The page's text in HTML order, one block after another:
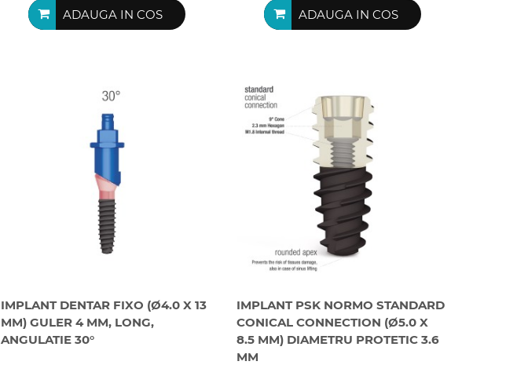
ADAUGA IN COS ADAUGA IN COS
IMPLANT DENTAR FIXO (Ø4.0 X 13
MM) GULER 4 MM, LONG,
ANGULATIE 30°
IMPLANT PSK NORMO STANDARD
CONICAL CONNECTION (Ø5.0 X
8.5 MM) DIAMETRU PROTETIC 3.6
MM